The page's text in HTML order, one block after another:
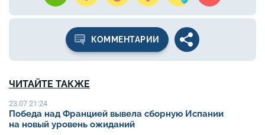
КОММЕНТАРИИ
ЧИТАЙТЕ ТАКЖЕ
23.07 21:24
Победа над Францией вывела сборную Испании
на новый уровень ожиданий